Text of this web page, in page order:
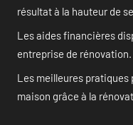
résultat à la hauteur de
Les aides financières
entreprise de rénovation.
Les meilleures pratiques
maison grâce à la